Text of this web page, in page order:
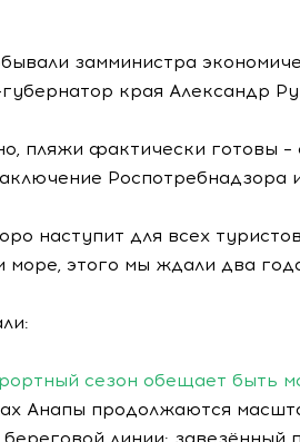
замминистра
края Александр
пляжи фактически готовы
Роспотребнадзора
наступит для всех
море, этого мы ждали два
сезон обещает быть
Анапы продолжаются